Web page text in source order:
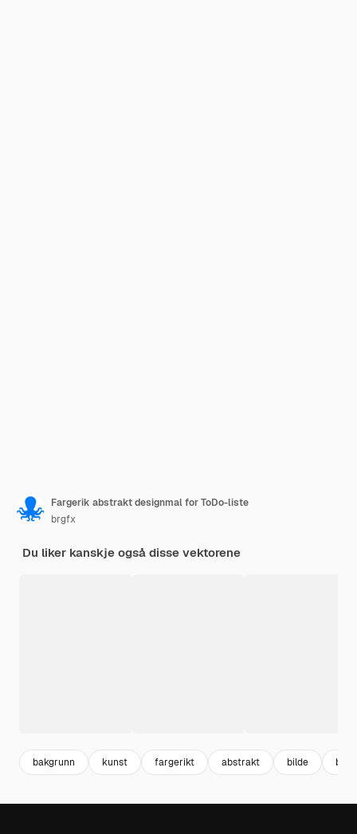
Fargerik abstrakt designmal for ToDo-liste
brgfx
Du liker kanskje også disse vektorene
bakgrunn kunst fargerikt abstrakt bilde bilde